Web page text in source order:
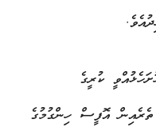
ކުރީގެ
އޮފީސް ހިންގުމުގެ